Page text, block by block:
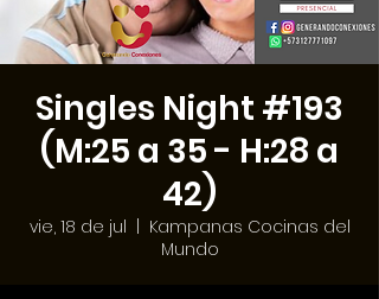
Singles Night #193
(M:25 a 35 - H:28 a
42)
vie, 18 de jul
Kampanas Cocinas del
Mundo